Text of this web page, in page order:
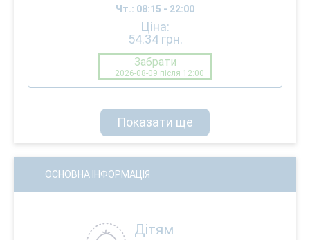
Чт.: 08:15 - 22:00
Ціна:
54.34 грн.
Забрати
2026-08-09 після 12:00
Показати ще
ОСНОВНА ІНФОРМАЦІЯ
Дітям